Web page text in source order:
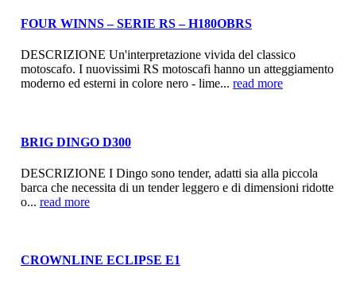
FOUR WINNS – SERIE RS – H180OBRS
DESCRIZIONE Un'interpretazione vivida del classico
motoscafo. I nuovissimi RS motoscafi hanno un atteggiamento
moderno ed esterni in colore nero - lime... read more
BRIG DINGO D300
DESCRIZIONE I Dingo sono tender, adatti sia alla piccola
barca che necessita di un tender leggero e di dimensioni ridotte
o... read more
CROWNLINE ECLIPSE E1